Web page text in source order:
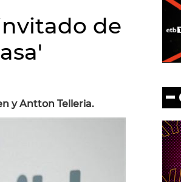
de
y Antton Telleria.